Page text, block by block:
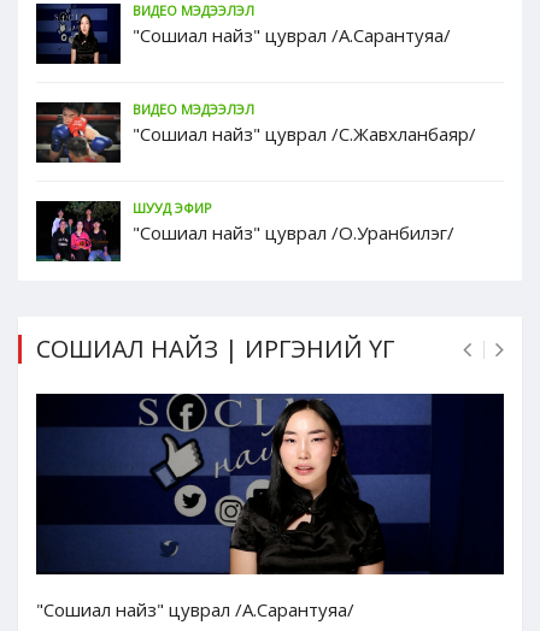
ВИДЕО МЭДЭЭЛЭЛ
"Сошиал найз" цуврал /А.Сарантуяа/
ВИДЕО МЭДЭЭЛЭЛ
"Сошиал найз" цуврал /С.Жавхланбаяр/
ШУУД ЭФИР
"Сошиал найз" цуврал /О.Уранбилэг/
СОШИАЛ НАЙЗ | ИРГЭНИЙ ҮГ
"Сошиал найз" цуврал /А.Сарантуяа/